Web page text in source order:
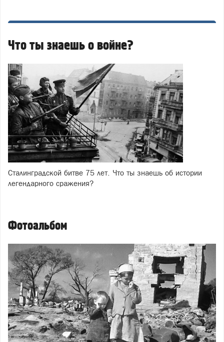
Что ты знаешь о войне?
Сталинградской битве 75 лет. Что ты знаешь об истории
легендарного сражения?
Фотоальбом